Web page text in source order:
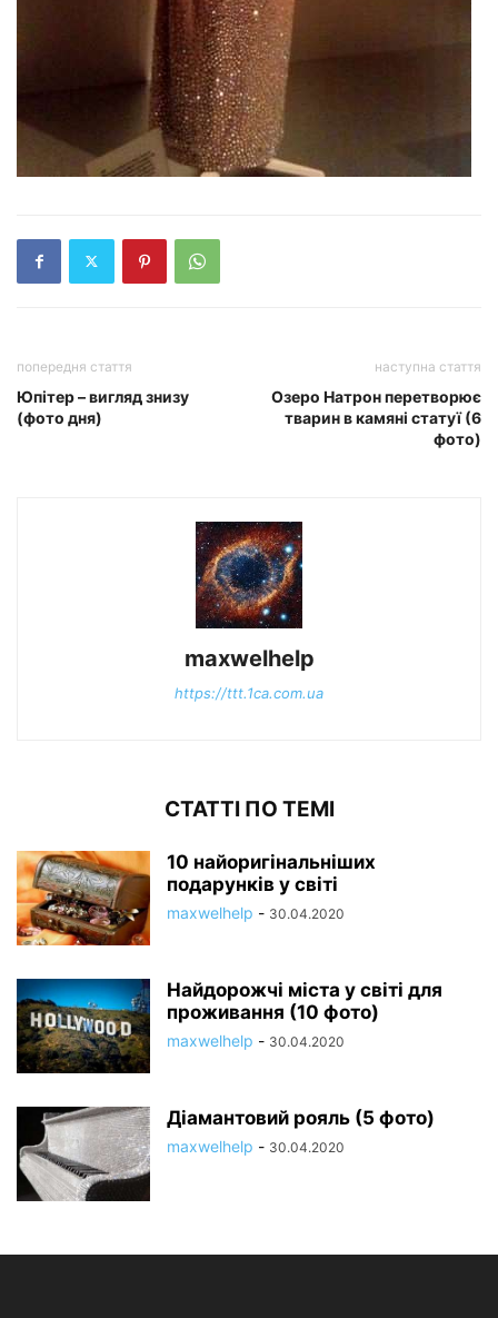
попередня стаття
Юпітер – вигляд знизу
(фото дня)
наступна стаття
Озеро Натрон перетворює
тварин в камяні статуї (6
фото)
maxwelhelp
https://ttt.1ca.com.ua
СТАТТІ ПО ТЕМІ
10 найоригінальніших
подарунків у світі
maxwelhelp - 30.04.2020
Найдорожчі міста у світі для
проживання (10 фото)
maxwelhelp - 30.04.2020
Діамантовий рояль (5 фото)
maxwelhelp - 30.04.2020